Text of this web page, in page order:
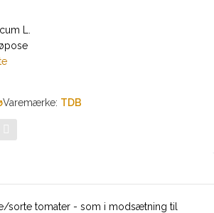
L.
Varemærke: TDB
sorte tomater - som i modsætning til